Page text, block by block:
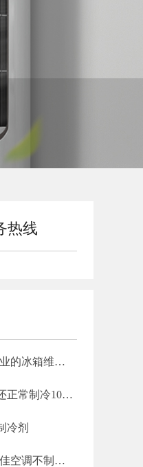
热线
的冰箱维修
正常制冷10分
冷剂
空调不制热